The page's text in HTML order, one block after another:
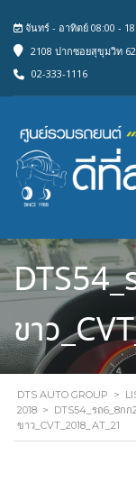
จันทร์ - อาทิตย์ 08:00 -
2108 ปากซอยสุขุมวิท
02-333-1116
ขาว
DTS AUTO GROUP >
2018 > DTS54_รถ6_8กก
ขาว_CVT_2018_AT_21